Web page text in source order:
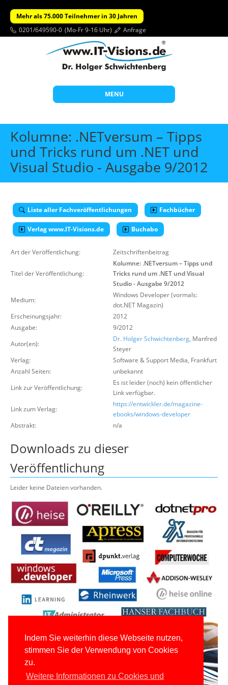
Indem Sie weiterhin diese Webseite nutzen,
stimmen Sie der Verwendung von Cookies
zu.
Weitere Informationen zu Cookies und
Mehr als 75.000 Teilnehmer in 30 Jahren
0201/649590-0 (Mo-Fr 9-16 Uhr) Anfrage
MENU
Start
Themen
Beratung
Wissen
Über uns
Suche
Kolumne: .NETversum – Tipps
und Tricks rund um .NET und
Visual Studio - Ausgabe 9/2012
Liste aller Fachveröffentlichungen Fachbücher
Verlag www.IT-Visions.de Buchabo
Art der Veröffentlichung: Zeitschriftenbeitrag
Titel der Veröffentlichung:
Kolumne: .NETversum – Tipps und
Tricks rund um .NET und Visual
Studio - Ausgabe 9/2012
Medium:
Windows Developer (vormals:
dot.NET Magazin)
Erscheinungsjahr:
2012
Ausgabe:
9/2012
Autor(en):
Dr. Holger Schwichtenberg, Manfred
Steyer
Verlag:
Software & Support Media, Frankfurt
Anzahl Seiten:
unbekannt
Link zur Veröffentlichung:
Es ist leider (noch) kein öffentlicher
Link verfügbar.
Link zum Verlag:
https://entwickler.de/magazine-
ebooks/windows-developer
Abstrakt:
n/a
Downloads zu dieser
Veröffentlichung
Leider keine Dateien vorhanden.